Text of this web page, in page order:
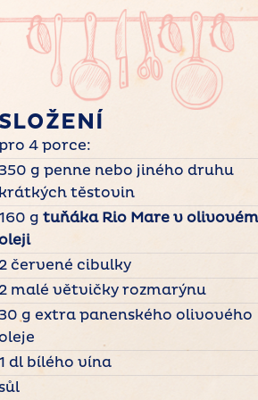
SLOŽENÍ
4 porce:
350 g penne nebo jiného druhu
krátkých těstovin
g tuňáka Rio Mare v olivovém
2 červené cibulky
2 malé větvičky rozmarýnu
30 g extra panenského olivového
dl bílého vína